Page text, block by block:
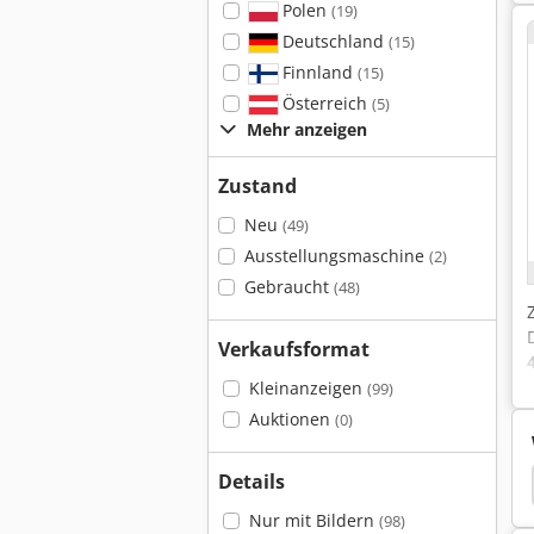
Polen (19)
Deutschland (15)
Finnland (15)
Österreich (5)
Mehr anzeigen
Zustand
Neu (49)
Ausstellungsmaschine (2)
Gebraucht (48)
Verkaufsformat
Kleinanzeigen (99)
Auktionen (0)
Details
Nur mit Bildern (98)
Delta 606